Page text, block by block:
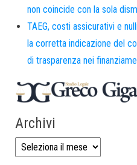
non coincide con la sola
TAEG, costi assicurativi e
la corretta indicazione del
di trasparenza nei
Archivi